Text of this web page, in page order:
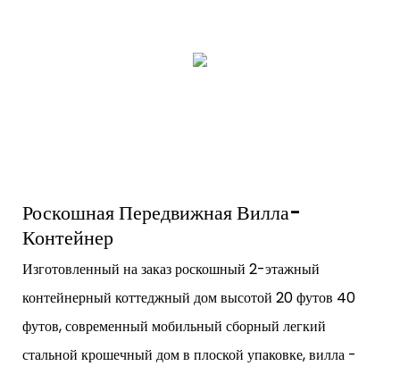
Роскошная Передвижная Вилла-
Контейнер
Изготовленный на заказ роскошный 2-этажный
контейнерный коттеджный дом высотой 20 футов 40
футов, современный мобильный сборный легкий
стальной крошечный дом в плоской упаковке, вилла -